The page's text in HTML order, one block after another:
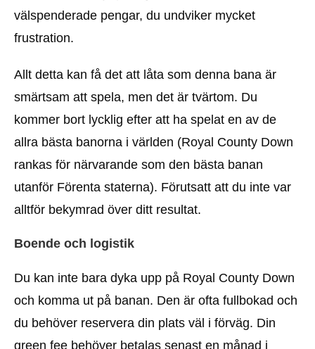
välspenderade pengar, du undviker mycket
frustration.
Allt detta kan få det att låta som denna bana är
smärtsam att spela, men det är tvärtom. Du
kommer bort lycklig efter att ha spelat en av de
allra bästa banorna i världen (Royal County Down
rankas för närvarande som den bästa banan
utanför Förenta staterna). Förutsatt att du inte var
alltför bekymrad över ditt resultat.
Boende och logistik
Du kan inte bara dyka upp på Royal County Down
och komma ut på banan. Den är ofta fullbokad och
du behöver reservera din plats väl i förväg. Din
green fee behöver betalas senast en månad i